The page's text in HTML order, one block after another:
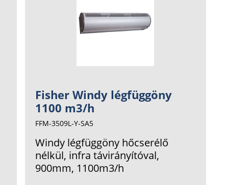
Fisher Windy légfüggöny
1100 m3/h
FFM-3509L-Y-SA5
Windy légfüggöny hőcserélő
nélkül, infra távirányítóval,
900mm, 1100m3/h